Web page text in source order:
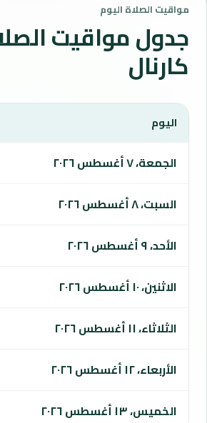
مواقيت الصلاة اليوم
كارنال
يعرض هذا الجدول مواقيت الصلاة لمدة 7 أيام في كارنال، بما يشمل الفجر والشروق والظهر والعصر والمغرب والعشاء.
اليوم
الجمعة، ٧ أغسطس ٢٠٢٦
السبت، ٨ أغسطس ٢٠٢٦
الأحد، ٩ أغسطس ٢٠٢٦
الاثنين، ١٠ أغسطس ٢٠٢٦
الثلاثاء، ١١ أغسطس ٢٠٢٦
الأربعاء، ١٢ أغسطس ٢٠٢٦
الخميس، ١٣ أغسطس ٢٠٢٦